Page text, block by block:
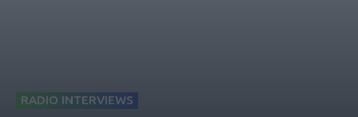
RADIO INTERVIEWS